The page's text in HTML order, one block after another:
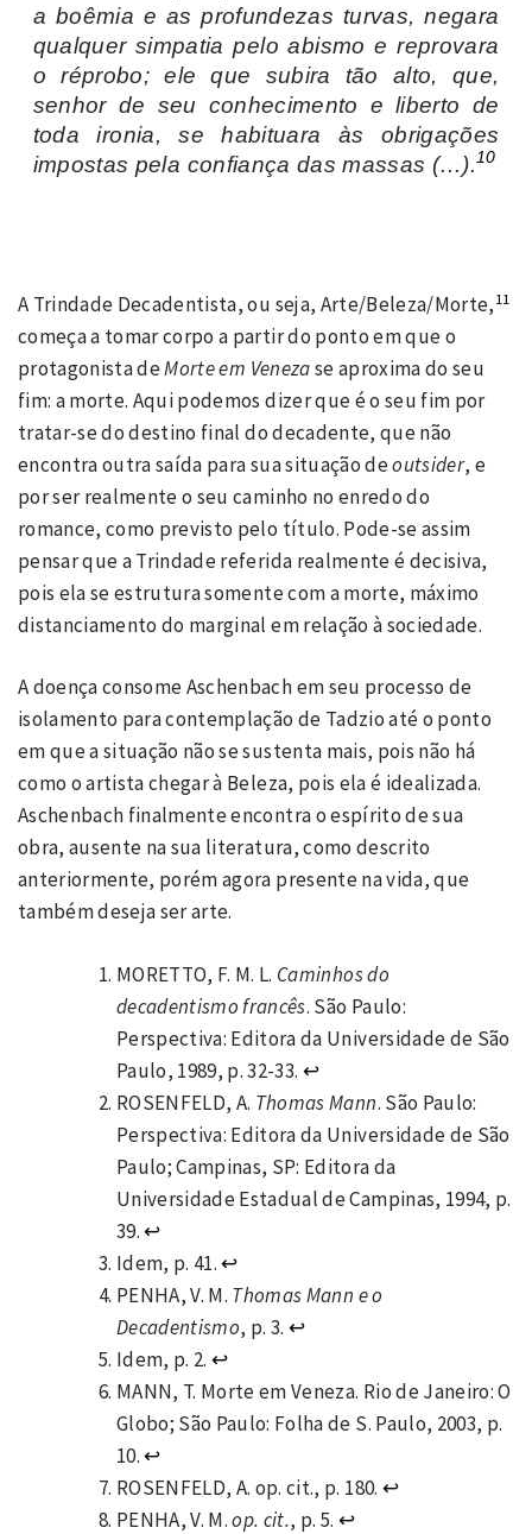
a boêmia e as profundezas turvas, negara
qualquer simpatia pelo abismo e reprovara
o réprobo; ele que subira tão alto, que,
senhor de seu conhecimento e liberto de
toda ironia, se habituara às obrigações
impostas pela confiança das massas (…).10
A Trindade Decadentista, ou seja, Arte/Beleza/Morte,11
começa a tomar corpo a partir do ponto em que o
protagonista deMorte em Venezase aproxima do seu
fim: a morte. Aqui podemos dizer que é o seu fim por
tratar-se do destino final do decadente, que não
encontra outra saída para sua situação deoutsider, e
por ser realmente o seu caminho no enredo do
romance, como previsto pelo título. Pode-se assim
pensar que a Trindade referida realmente é decisiva,
pois ela se estrutura somente com a morte, máximo
distanciamento do marginal em relação à sociedade.
A doença consome Aschenbach em seu processo de
isolamento para contemplação de Tadzio até o ponto
em que a situação não se sustenta mais, pois não há
como o artista chegar à Beleza, pois ela é idealizada.
Aschenbach finalmente encontra o espírito de sua
obra, ausente na sua literatura, como descrito
anteriormente, porém agora presente na vida, que
também deseja ser arte.
MORETTO, F. M. L. Caminhos do
decadentismo francês. São Paulo:
Perspectiva: Editora da Universidade de São
Paulo, 1989, p. 32-33. ↩
ROSENFELD, A. Thomas Mann. São Paulo:
Perspectiva: Editora da Universidade de São
Paulo; Campinas, SP: Editora da
Universidade Estadual de Campinas, 1994, p.
39.↩
Idem, p. 41.↩
PENHA, V. M. Thomas Mann e o
Decadentismo, p. 3. ↩
Idem, p. 2.↩
MANN, T. Morte em Veneza. Rio de Janeiro: O
Globo; São Paulo: Folha de S. Paulo, 2003, p.
10.↩
ROSENFELD, A. op. cit., p. 180. ↩
PENHA, V. M.op. cit., p. 5. ↩